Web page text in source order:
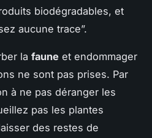
biodégradables, et
aucune trace”.
la faune et endommager
ne sont pas prises. Par
à ne pas déranger les
pas les plantes
des restes de